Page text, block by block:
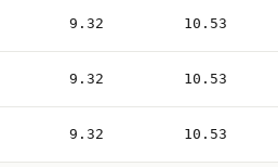
9.32 10.53
9.32 10.53
9.32 10.53